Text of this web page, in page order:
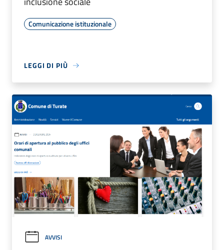
Comunicazione istituzionale
LEGGI DI PIÙ
AVVISI